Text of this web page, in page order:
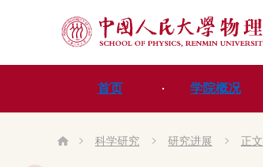
首页 学院概况
科学研究 研究进展 正文